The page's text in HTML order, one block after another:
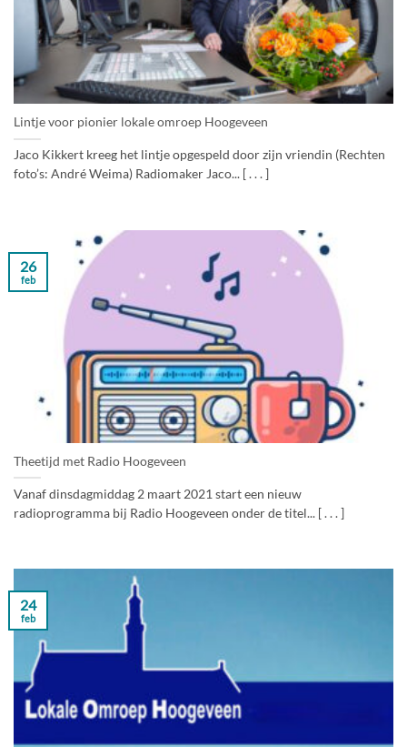
Lintje voor pionier lokale omroep Hoogeveen
Jaco Kikkert kreeg het lintje opgespeld door zijn vriendin (Rechten
foto’s: André Weima) Radiomaker Jaco... [ . . . ]
Theetijd met Radio Hoogeveen
Vanaf dinsdagmiddag 2 maart 2021 start een nieuw
radioprogramma bij Radio Hoogeveen onder de titel... [ . . . ]
26
feb
24
feb